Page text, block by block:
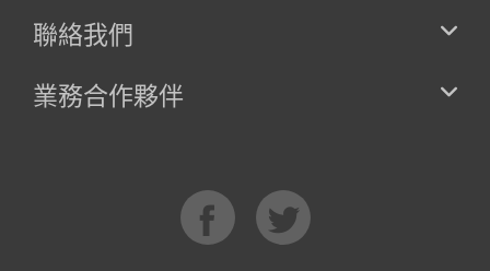
聯絡我們
業務合作夥伴